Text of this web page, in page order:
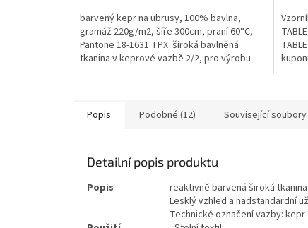
barvený kepr na ubrusy, 100% bavlna,
gramáž 220g/m2, šíře 300cm, praní 60°C,
Pantone 18-1631 TPX široká bavlněná
tkanina v keprové vazbě 2/2, pro výrobu
Popis Podobné (12) Související soubory
Detailní popis produktu
Popis
reaktivně barvená široká
Lesklý vzhled a nadstandardní
Technické označení vazby: kepr